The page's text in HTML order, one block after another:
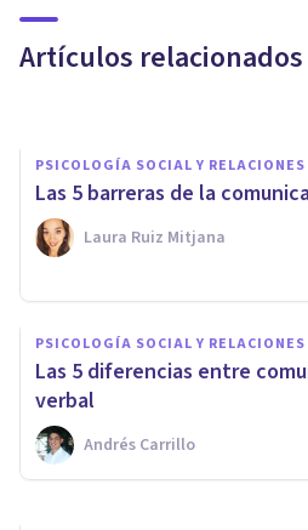
Artículos relacionados
claves
PSICOLOGÍA SOCIAL Y
Las 5 barreras de la
Laura Ruiz Mitjana
PSICOLOGÍA SOCIAL Y
Las 5 diferencias entre
verbal
Andrés Carrillo
La violencia
consumo de
debido a las nuevas
tecnologías
Bertrand Regader